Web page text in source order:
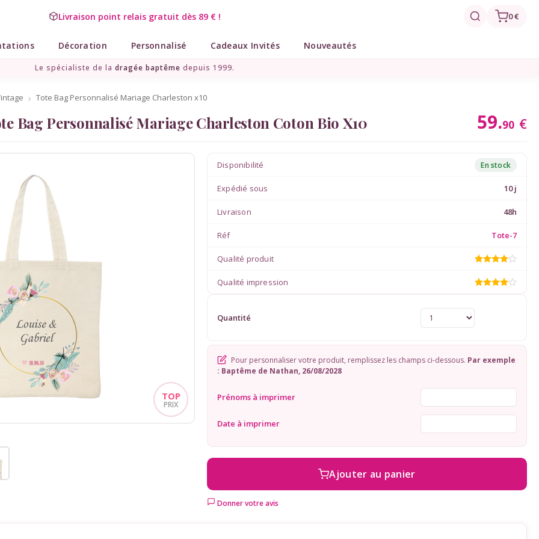
Livraison point relais gratuit dès 89 € ! 0 €
Décoration Personnalisé Cadeaux Invités Nouveautés
Le spécialiste de la dragée baptême depuis 1999.
Tote Bag Personnalisé Mariage Charleston x10
Bag Personnalisé Mariage Charleston Coton Bio X10 59.90 €
Disponibilité En stock
Expédié sous 10 j
Livraison 48h
Réf Tote-7
Qualité produit
Qualité impression
Quantité
Pour personnaliser votre produit, remplissez les champs ci-dessous. Par exemple
: Baptême de Nathan, 26/08/2028
Prénoms à imprimer
Date à imprimer
Ajouter au panier
Donner votre avis